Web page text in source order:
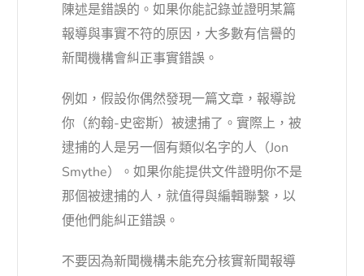
陳述是錯誤的。如果你能記錄並證明某篇
報導與事實不符的原因，大多數有信譽的
新聞機構會糾正事實錯誤。
例如，假設你偶然發現一篇文章，報導說
你（約翰-史密斯）被逮捕了。實際上，被
逮捕的人是另一個有類似名字的人（Jon
Smythe）。如果你能提供文件證明你不是
那個被逮捕的人，就值得與編輯聯繫，以
便他們能糾正錯誤。
不要因為新聞機構未能充分核實新聞報導